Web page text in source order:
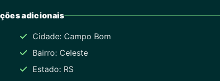
adicionais
Cidade: Campo Bom
Bairro: Celeste
Estado: RS